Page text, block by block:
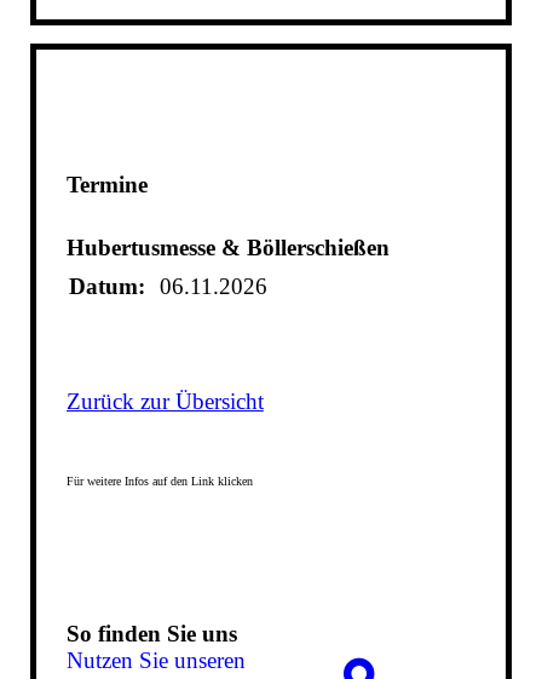
Termine
Hubertusmesse & Böllerschießen
Datum:
06.11.2026
Zurück zur Übersicht
Für weitere Infos auf den Link klicken
So finden Sie uns
Nutzen Sie unseren